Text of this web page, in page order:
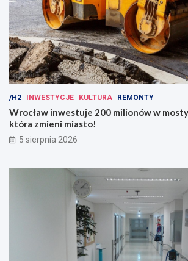
/H2 INWESTYCJE KULTURA REMONTY
Wrocław inwestuje 200 milionów w
która zmieni miasto!
5 sierpnia 2026